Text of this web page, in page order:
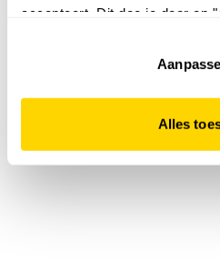
accepteert. Dit doe je door op
website niet optimaal
Alles